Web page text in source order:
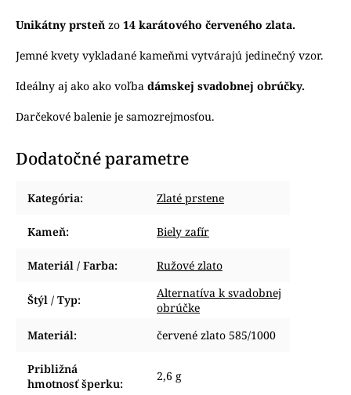
Unikátny prsteň zo 14 karátového červeného zlata.
Jemné kvety vykladané kameňmi vytvárajú jedinečný vzor.
Ideálny aj ako ako voľba dámskej svadobnej obrúčky.
Darčekové balenie je samozrejmosťou.
Dodatočné parametre
Kategória: Zlaté prstene
Kameň: Biely zafír
Materiál / Farba: Ružové zlato
Štýl / Typ:
Alternatíva k svadobnej
obrúčke
Materiál: červené zlato 585/1000
Približná
hmotnosť šperku:
2,6 g